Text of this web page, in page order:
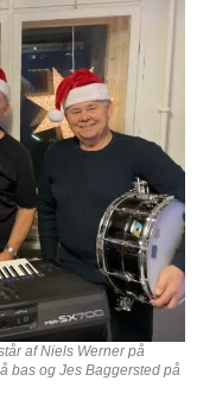
af Niels Werner på
bas og Jes Baggersted på